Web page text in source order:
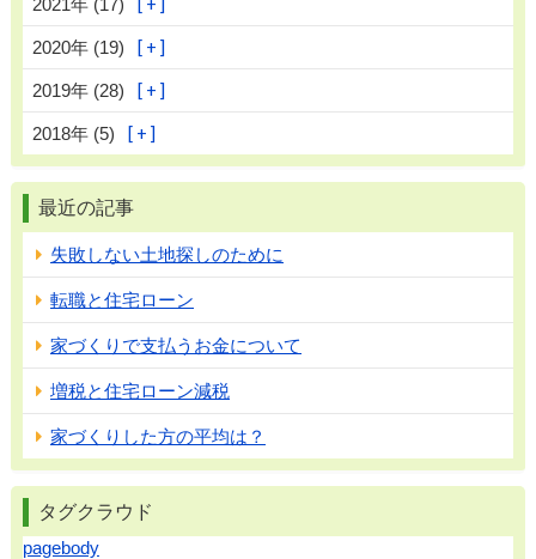
2021年 (17)
2020年 (19)
2019年 (28)
2018年 (5)
最近の記事
失敗しない土地探しのために
転職と住宅ローン
家づくりで支払うお金について
増税と住宅ローン減税
家づくりした方の平均は？
タグクラウド
pagebody